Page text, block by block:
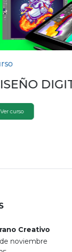
Ver curso
Creativo
noviembre